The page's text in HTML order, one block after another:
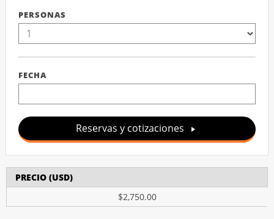
PERSONAS
FECHA
Reservas y cotizaciones
PRECIO (USD)
$2,750.00